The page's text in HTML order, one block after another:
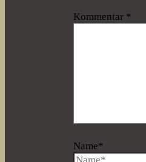
Kommentar *
Name*